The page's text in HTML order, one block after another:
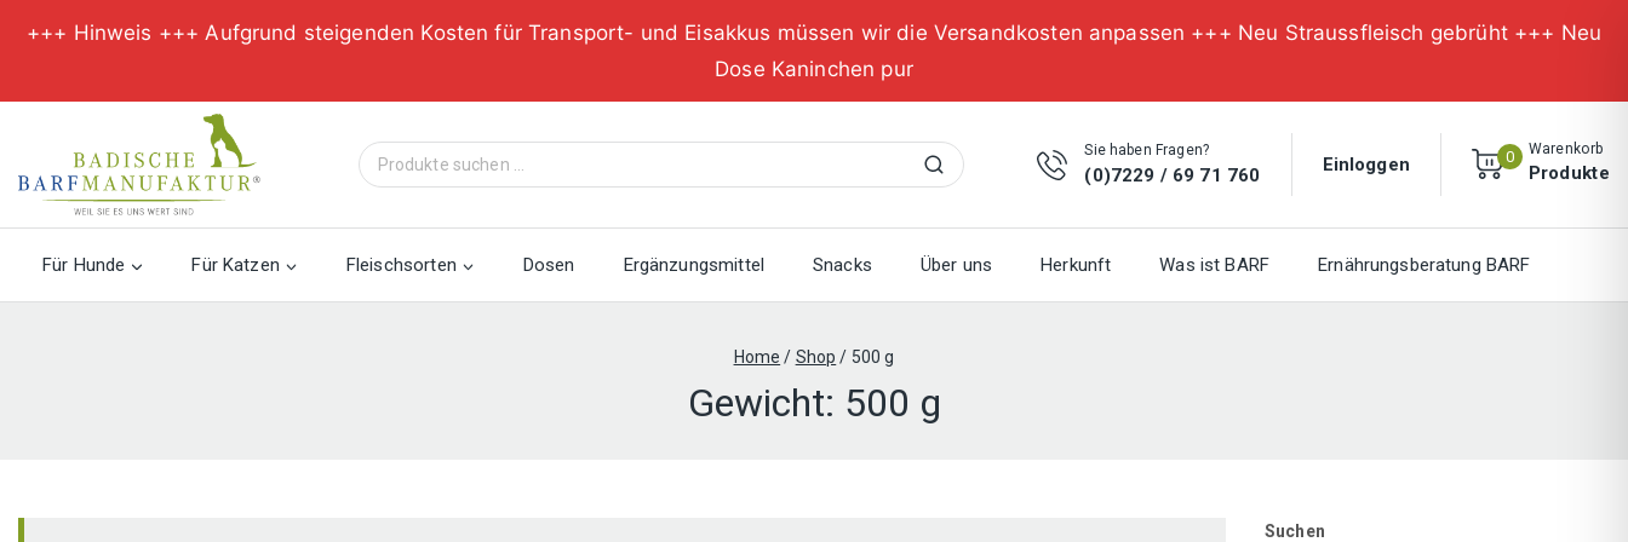
+++ Hinweis +++ Aufgrund steigenden Kosten für Transport- und Eisakkus müssen wir die Versandkosten anpassen +++ Neu Straussfleisch gebrüht +++ Neu
Dose Kaninchen pur
Suche
nach:
Suchen
Sie haben Fragen?
(0)7229 / 69 71 760
Einloggen 0 Warenkorb
Produkte
Für Hunde Für Katzen Fleischsorten Dosen Ergänzungsmittel Snacks Über uns Herkunft Was ist BARF Ernährungsberatung BARF
Home / Shop / 500 g
Gewicht: 500 g
Suchen